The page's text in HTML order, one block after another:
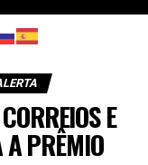
E
A PRÊMIO